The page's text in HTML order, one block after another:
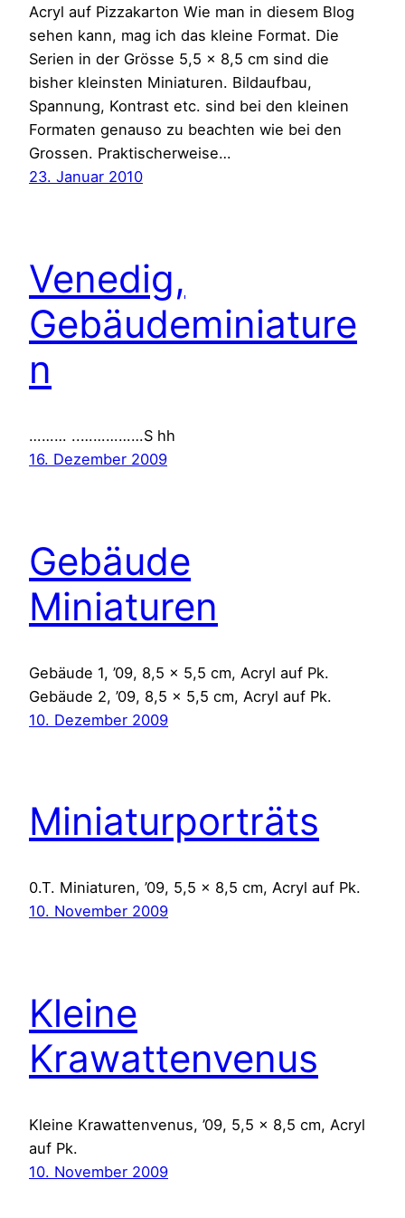
Acryl auf Pizzakarton Wie man in diesem Blog
sehen kann, mag ich das kleine Format. Die
Serien in der Grösse 5,5 x 8,5 cm sind die
bisher kleinsten Miniaturen. Bildaufbau,
Spannung, Kontrast etc. sind bei den kleinen
Formaten genauso zu beachten wie bei den
Grossen. Praktischerweise…
23. Januar 2010
Venedig,
Gebäudeminiature
n
……… ..……………S hh
16. Dezember 2009
Gebäude
Miniaturen
Gebäude 1, ’09, 8,5 x 5,5 cm, Acryl auf Pk.
Gebäude 2, ’09, 8,5 x 5,5 cm, Acryl auf Pk.
10. Dezember 2009
Miniaturporträts
0.T. Miniaturen, ’09, 5,5 x 8,5 cm, Acryl auf Pk.
10. November 2009
Kleine
Krawattenvenus
Kleine Krawattenvenus, ’09, 5,5 x 8,5 cm, Acryl
auf Pk.
10. November 2009